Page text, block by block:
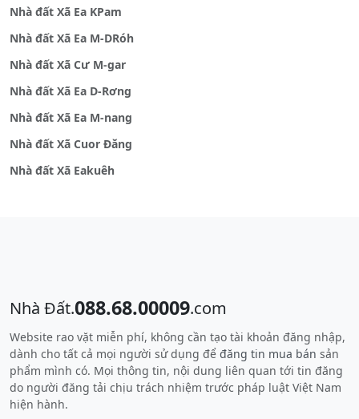
Nhà đất Xã Ea KPam
Nhà đất Xã Ea M-DRóh
Nhà đất Xã Cư M-gar
Nhà đất Xã Ea D-Rơng
Nhà đất Xã Ea M-nang
Nhà đất Xã Cuor Đăng
Nhà đất Xã Eakuêh
Nhà Đất.088.68.00009.com
Website rao vặt miễn phí, không cần tạo tài khoản đăng nhập,
dành cho tất cả mọi người sử dụng để đăng tin mua bán sản
phẩm mình có. Mọi thông tin, nội dung liên quan tới tin đăng
do người đăng tải chịu trách nhiệm trước pháp luật Việt Nam
hiện hành.